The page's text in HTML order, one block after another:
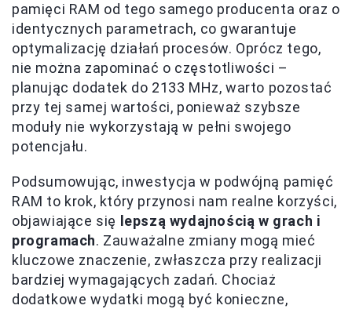
pamięci RAM od tego samego producenta oraz o
identycznych parametrach, co gwarantuje
optymalizację działań procesów. Oprócz tego,
nie można zapominać o częstotliwości –
planując dodatek do 2133 MHz, warto pozostać
przy tej samej wartości, ponieważ szybsze
moduły nie wykorzystają w pełni swojego
potencjału.
Podsumowując, inwestycja w podwójną pamięć
RAM to krok, który przynosi nam realne korzyści,
objawiające się
lepszą wydajnością w grach i
programach. Zauważalne zmiany mogą mieć
kluczowe znaczenie, zwłaszcza przy realizacji
bardziej wymagających zadań. Chociaż
dodatkowe wydatki mogą być konieczne,